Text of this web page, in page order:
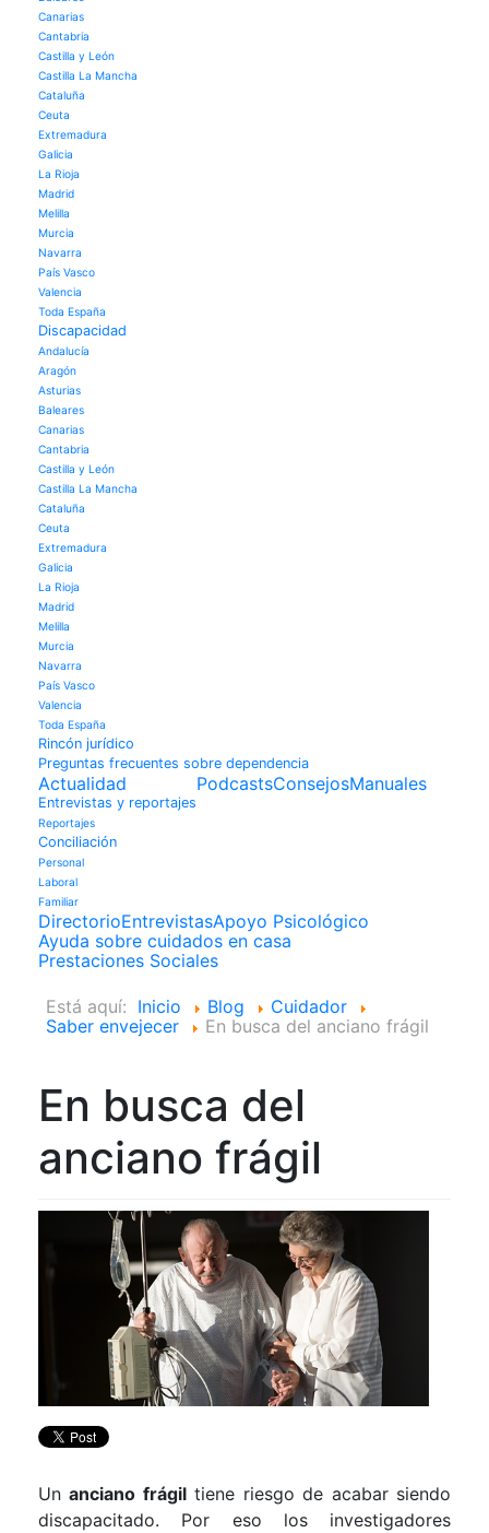
Canarias
Cantabria
Castilla y León
Castilla La Mancha
Cataluña
Ceuta
Extremadura
Galicia
La Rioja
Madrid
Melilla
Murcia
Navarra
País Vasco
Valencia
Toda España
Discapacidad
Andalucía
Aragón
Asturias
Baleares
Canarias
Cantabria
Castilla y León
Castilla La Mancha
Cataluña
Ceuta
Extremadura
Galicia
La Rioja
Madrid
Melilla
Murcia
Navarra
País Vasco
Valencia
Toda España
Rincón jurídico
Preguntas frecuentes sobre dependencia
Actualidad
Entrevistas y reportajes
Reportajes
Conciliación
Personal
Laboral
Familiar
PodcastsConsejosManuales
DirectorioEntrevistasApoyo Psicológico
Ayuda sobre cuidados en casa
Prestaciones Sociales
Está aquí: Inicio Blog
Cuidador
Saber envejecer
En busca del anciano frágil
En busca del
anciano frágil
Unanciano frágiltiene riesgo de acabar siendo
discapacitado. Por eso los investigadores